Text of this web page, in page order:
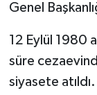
Genel
12 Eylül 1980
süre
siyasete